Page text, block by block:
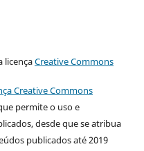
licençaCreative Commons
Creative Commons
permite o uso e
desde que se atribua
publicados até 2019